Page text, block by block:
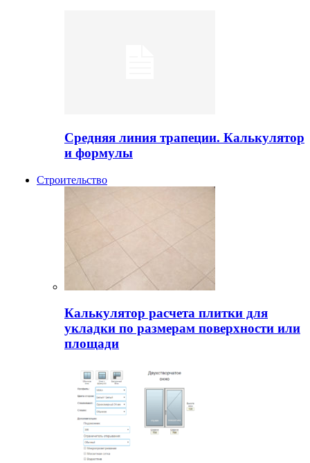
Средняя линия трапеции. Калькулятор
и формулы
Строительство
Калькулятор расчета плитки для
укладки по размерам поверхности или
площади